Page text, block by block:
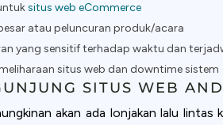
situs web eCommerce
atau peluncuran produk/acara
yang sensitif terhadap waktu dan
situs web dan downtime sistem
SITUS WEB
akan ada lonjakan lalu